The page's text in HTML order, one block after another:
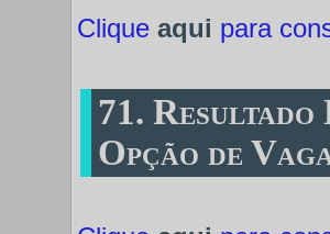
Cliqueaqui para
71.
Opção de